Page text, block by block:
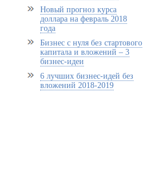
Новый прогноз курса
доллара на февраль 2018
года
Бизнес с нуля без стартового
капитала и вложений – 3
бизнес-идеи
6 лучших бизнес-идей без
вложений 2018-2019